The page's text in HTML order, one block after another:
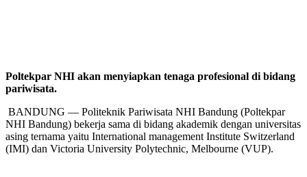
Poltekpar NHI akan menyiapkan tenaga profesional di bidang
pariwisata.
BANDUNG — Politeknik Pariwisata NHI Bandung (Poltekpar
NHI Bandung) bekerja sama di bidang akademik dengan universitas
asing ternama yaitu International management Institute Switzerland
(IMI) dan Victoria University Polytechnic, Melbourne (VUP).